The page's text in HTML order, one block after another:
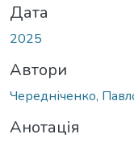
Дата
2025
Автори
Чередніченко,
Анотація